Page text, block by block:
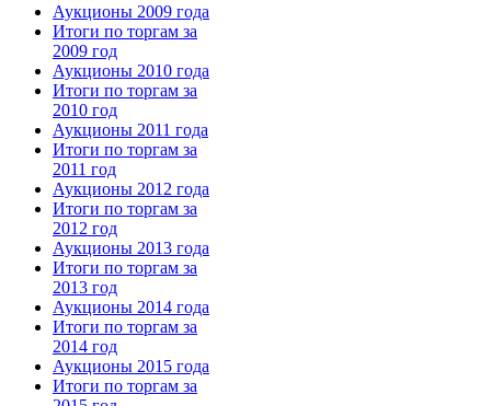
Аукционы 2009 года
Итоги по торгам за
2009 год
Аукционы 2010 года
Итоги по торгам за
2010 год
Аукционы 2011 года
Итоги по торгам за
2011 год
Аукционы 2012 года
Итоги по торгам за
2012 год
Аукционы 2013 года
Итоги по торгам за
2013 год
Аукционы 2014 года
Итоги по торгам за
2014 год
Аукционы 2015 года
Итоги по торгам за